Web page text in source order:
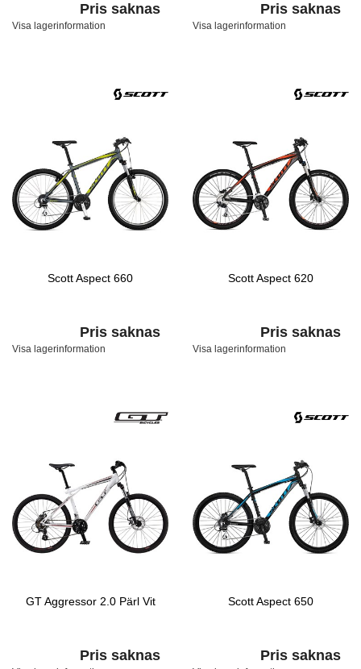
Pris saknas
Visa lagerinformation
Pris saknas
Visa lagerinformation
Scott Aspect 660
Pris saknas
Visa lagerinformation
Scott Aspect 620
Pris saknas
Visa lagerinformation
GT Aggressor 2.0 Pärl Vit
Pris saknas
Scott Aspect 650
Pris saknas